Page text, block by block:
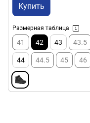
Купить
Размерная таблица
41 42 43 43.5
44 44.5 45 46